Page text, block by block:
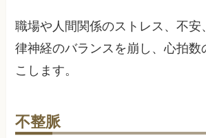
職場や人間関係のストレス、不安
律神経のバランスを崩し、心拍数
こします。
不整脈